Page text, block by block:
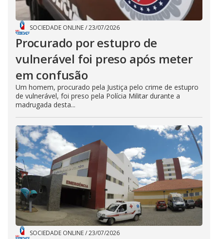
SOCIEDADE ONLINE/23/07/2026
Procurado por estupro de
vulnerável foi preso após meter
em confusão
Um homem, procurado pela Justiça pelo crime de estupro
de vulnerável, foi preso pela Polícia Militar durante a
madrugada desta...
SOCIEDADE ONLINE/23/07/2026